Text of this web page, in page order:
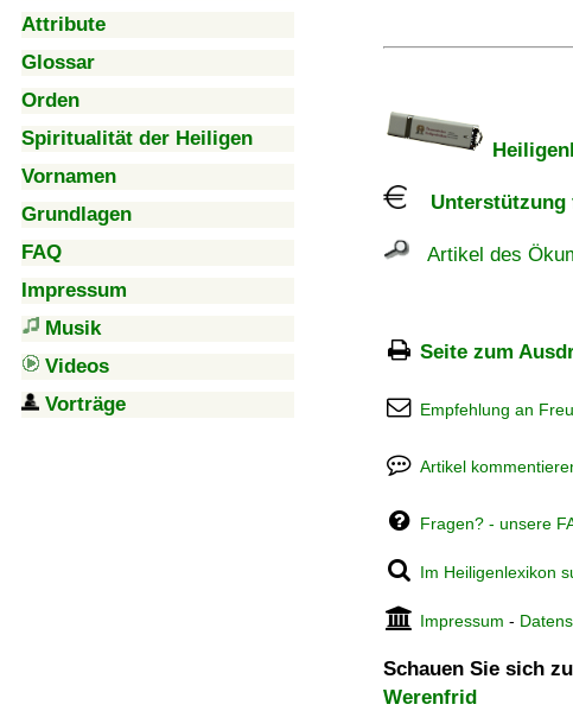
Attribute
Glossar
Orden
Spiritualität der Heiligen
Vornamen
Grundlagen
FAQ
Impressum
Musik
Videos
Vorträge
Unterstützung
Artikel des
Seite zum
Empfehlung an
Artikel
Fragen? - unsere
Im Heiligenlexikon
Impressum -
Schauen Sie sich
Werenfrid